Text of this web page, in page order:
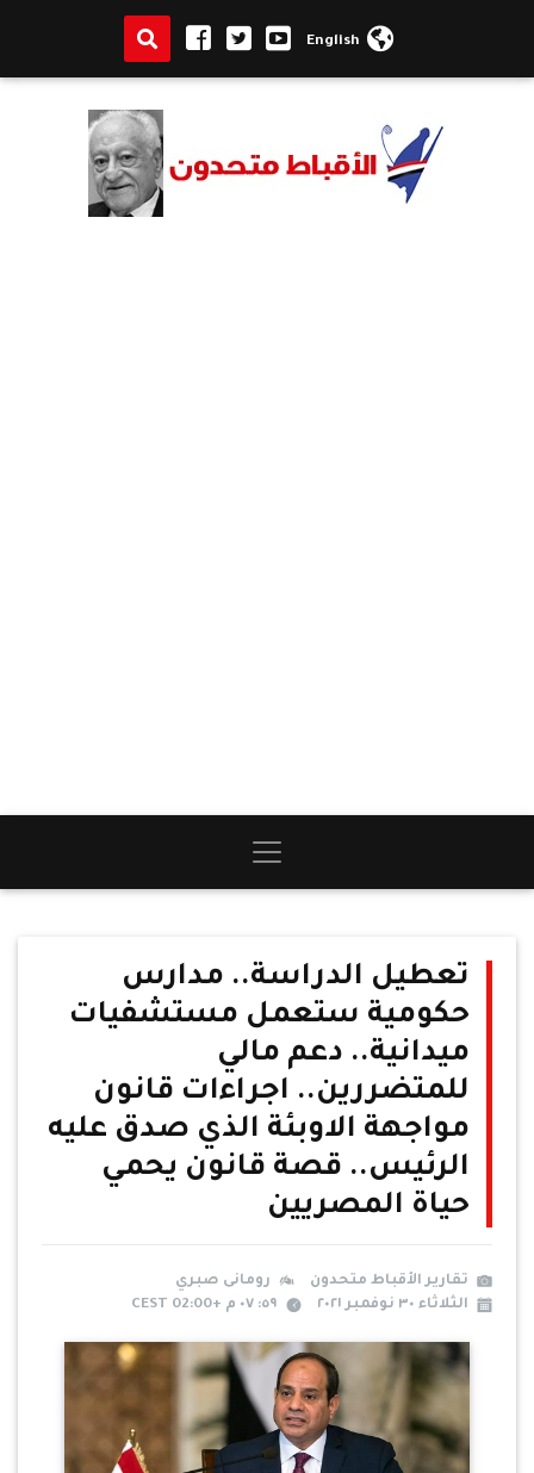
English
تعطيل الدراسة.. مدارس
حكومية ستعمل مستشفيات
ميدانية.. دعم مالي
للمتضررين.. اجراءات قانون
مواجهة الاوبئة الذي صدق عليه
الرئيس.. قصة قانون يحمي
حياة المصريين
تقارير الأقباط متحدون
رومانى صبري
الثلاثاء ٣٠ نوفمبر ٢٠٢١
٥٩: ٠٧ م +02:00 CEST